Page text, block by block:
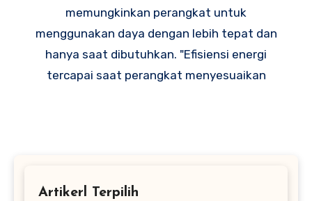
memungkinkan perangkat untuk
menggunakan daya dengan lebih tepat dan
hanya saat dibutuhkan. "Efisiensi energi
tercapai saat perangkat menyesuaikan
Artikerl Terpilih